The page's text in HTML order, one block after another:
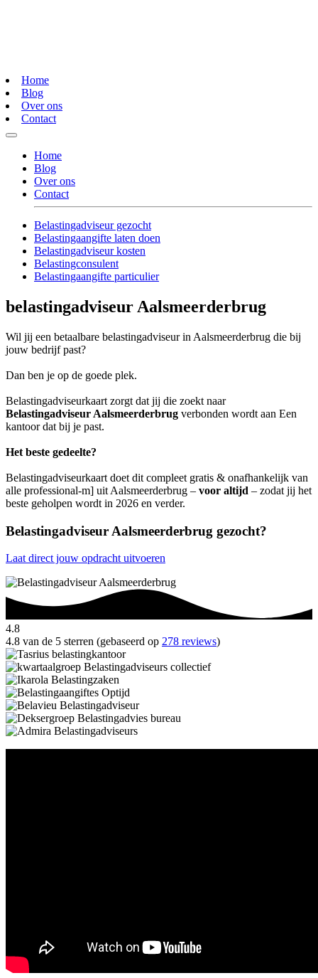
Home
Blog
Over ons
Contact
Home
Blog
Over ons
Contact
Belastingadviseur gezocht
Belastingaangifte laten doen
Belastingadviseur kosten
Belastingconsulent
Belastingaangifte particulier
belastingadviseur Aalsmeerderbrug
Wil jij een betaalbare belastingadviseur in Aalsmeerderbrug die bij
jouw bedrijf past?
Dan ben je op de goede plek.
Belastingadviseurkaart zorgt dat jij die zoekt naar
Belastingadviseur Aalsmeerderbrug verbonden wordt aan Een
kantoor dat bij je past.
Het beste gedeelte?
Belastingadviseurkaart doet dit compleet gratis & onafhankelijk van
alle professional-m] uit Aalsmeerderbrug – voor altijd – zodat jij het
beste geholpen wordt in 2026 en verder.
Belastingadviseur Aalsmeerderbrug gezocht?
Laat direct jouw opdracht uitvoeren
4.8
4.8 van de 5 sterren (gebaseerd op 278 reviews)